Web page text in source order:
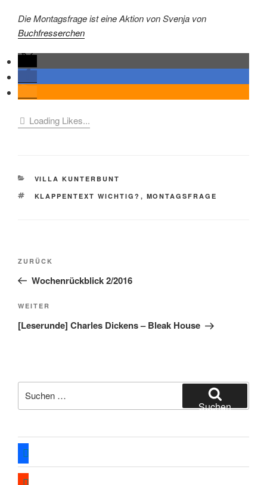
Die Montagsfrage ist eine Aktion von Svenja von
Buchfresserchen
Loading Likes...
KATEGORIEN
VILLA KUNTERBUNT
SCHLAGWÖRTER
KLAPPENTEXT WICHTIG? , MONTAGSFRAGE
Beitragsnavigation
Vorheriger
Beitrag
ZURÜCK
Wochenrückblick 2/2016
Nächster
Beitrag
WEITER
[Leserunde] Charles Dickens – Bleak House
nach:
Suchen
facebook
soundcloud